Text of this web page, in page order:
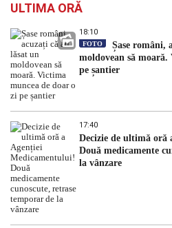
ULTIMA ORĂ
18:10
FOTO
Șase români,
moldovean să
pe șantier
17:40
Decizie de ultimă oră
Două medicamente
la vânzare